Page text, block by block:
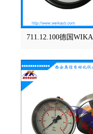
711.12.100德国